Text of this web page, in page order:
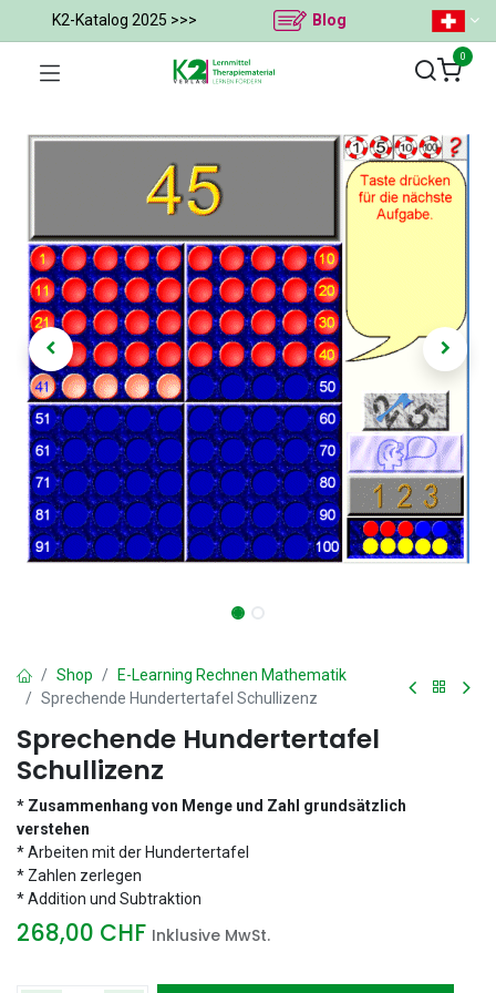
K2-Katalog 2025 >>> Blog
0
Shop
E-Learning Rechnen Mathematik
Sprechende Hundertertafel Schullizenz
Sprechende Hundertertafel
Schullizenz
* Zusammenhang von Menge und Zahl grundsätzlich
verstehen
* Arbeiten mit der Hundertertafel
* Zahlen zerlegen
* Addition und Subtraktion
268,00 CHF Inklusive MwSt.